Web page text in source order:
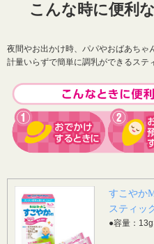
こんな時に便利
夜間やお出かけ時、パパやおばあちゃ
計量いらずで簡単に調乳ができるステ
すこやか
スティッ
●容量：